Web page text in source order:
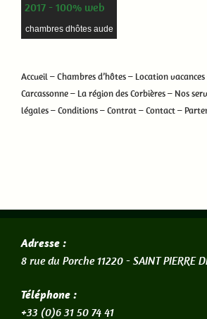
chambres dhôtes aude
Accueil–Chambres d’hôtes– Location vacances
Carcassonne– La région des Corbières– Nos
légales–Conditions–Contrat–Contact–
Adresse :
8 rue du Porche 11220 - SAINT PIERRE
Téléphone :
+33 (0)6 31 50 74 41